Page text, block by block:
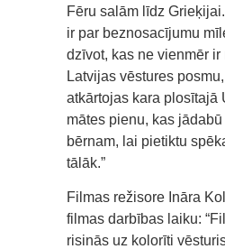
Fēru salām līdz
ir par beznosacījumu
dzīvot, kas ne vienmēr ir
Latvijas vēstures
atkārtojas kara plosītajā
mātes pienu, kas
bērnam, lai pietiktu
tālāk.”
Filmas režisore Ināra
filmas darbības laiku:
risinās uz kolorīti